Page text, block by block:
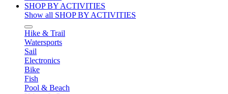
SHOP BY ACTIVITIES
Show all SHOP BY ACTIVITIES
Hike & Trail
Watersports
Sail
Electronics
Bike
Fish
Pool & Beach